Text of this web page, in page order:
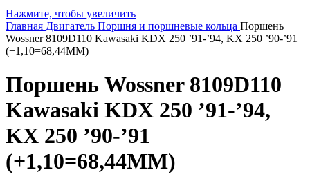
Нажмите, чтобы увеличить
Главная Двигатель Поршня и поршневые кольца Поршень
Wossner 8109D110 Kawasaki KDX 250 ’91-’94, KX 250 ’90-’91
(+1,10=68,44MM)
Поршень Wossner 8109D110
Kawasaki KDX 250 ’91-’94,
KX 250 ’90-’91
(+1,10=68,44MM)